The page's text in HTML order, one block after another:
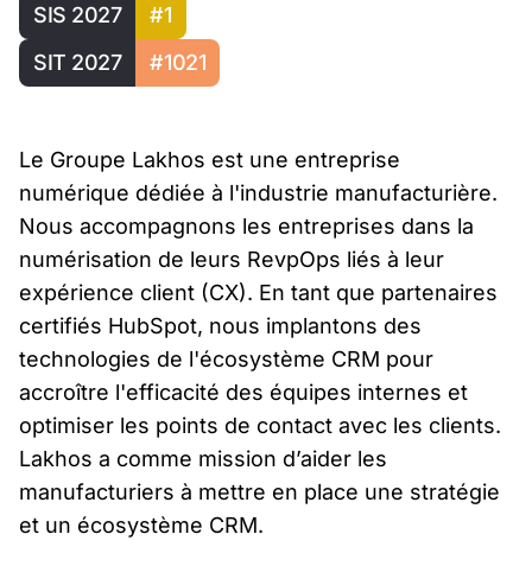
SIS 2027
#1
SIT 2027
#1021
Le Groupe Lakhos est une entreprise
numérique dédiée à l'industrie manufacturière.
Nous accompagnons les entreprises dans la
numérisation de leurs RevpOps liés à leur
expérience client (CX). En tant que partenaires
certifiés HubSpot, nous implantons des
technologies de l'écosystème CRM pour
accroître l'efficacité des équipes internes et
optimiser les points de contact avec les clients.
Lakhos a comme mission d’aider les
manufacturiers à mettre en place une stratégie
et un écosystème CRM.